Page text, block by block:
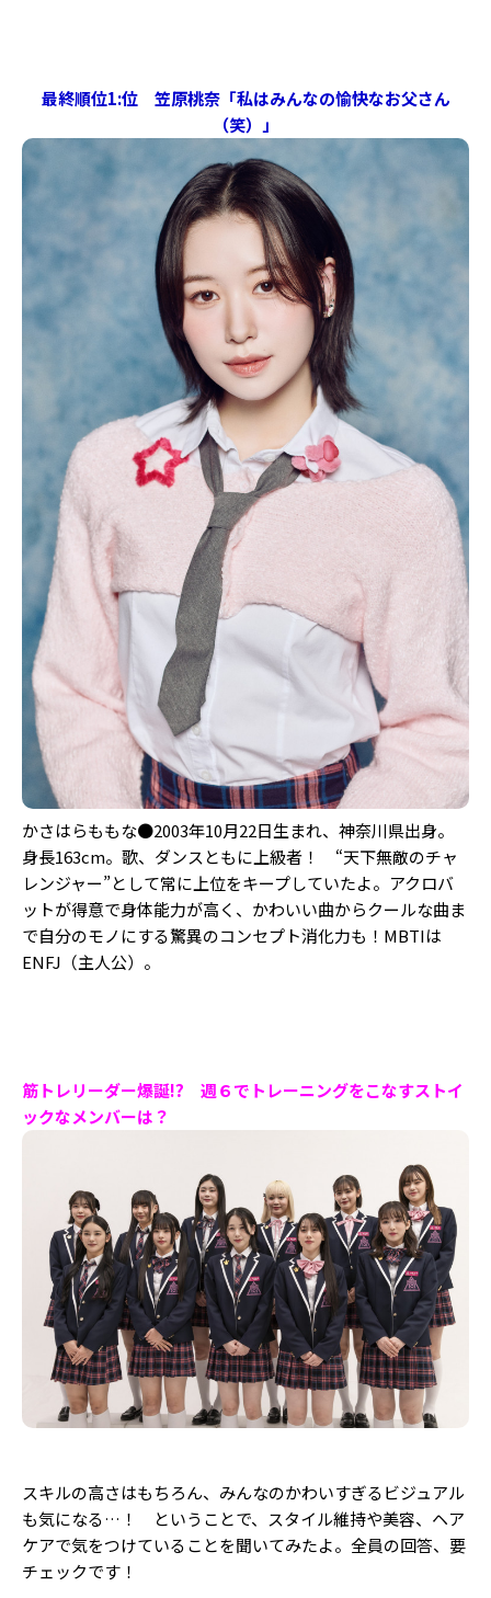
最終順位1:位 笠原桃奈「私はみんなの愉快なお父さん
（笑）」
かさはらももな●2003年10月22日生まれ、神奈川県出身。
身長163cm。歌、ダンスともに上級者！ “天下無敵のチャ
レンジャー”として常に上位をキープしていたよ。アクロバ
ットが得意で身体能力が高く、かわいい曲からクールな曲ま
で自分のモノにする驚異のコンセプト消化力も！MBTIは
ENFJ（主人公）。
筋トレリーダー爆誕!? 週６でトレーニングをこなすストイ
ックなメンバーは？
スキルの高さはもちろん、みんなのかわいすぎるビジュアル
も気になる…！ ということで、スタイル維持や美容、ヘア
ケアで気をつけていることを聞いてみたよ。全員の回答、要
チェックです！